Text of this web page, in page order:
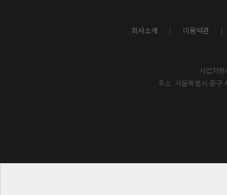
회사소개 이용약관
사업자
주소: 서울특별시 중구